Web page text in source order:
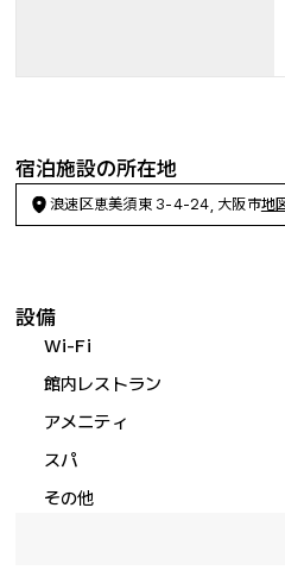
宿泊施設の所在地
浪速区恵美須東 3-4-24, 大阪市地
設備
Wi-Fi
館内レストラン
アメニティ
スパ
その他